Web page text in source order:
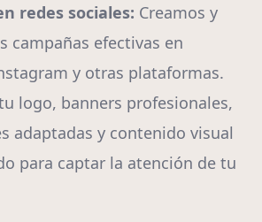
redes sociales: Creamos y
campañas efectivas en
y otras plataformas.
logo, banners profesionales,
adaptadas y contenido visual
para captar la atención de tu